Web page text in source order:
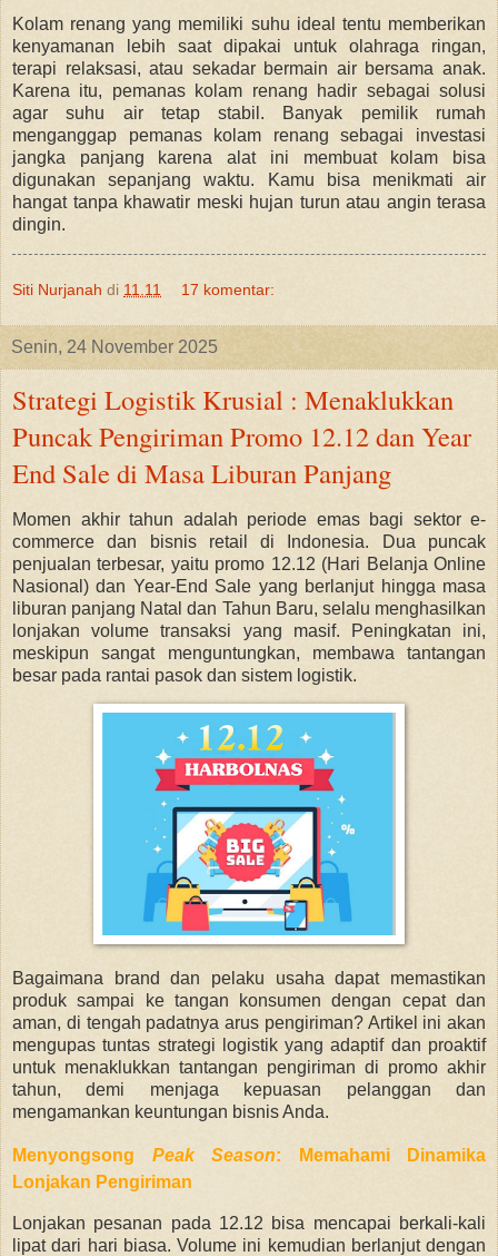
Kolam renang yang memiliki suhu ideal tentu memberikan
kenyamanan lebih saat dipakai untuk olahraga ringan,
terapi relaksasi, atau sekadar bermain air bersama anak.
Karena itu, pemanas kolam renang hadir sebagai solusi
agar suhu air tetap stabil. Banyak pemilik rumah
menganggap pemanas kolam renang sebagai investasi
jangka panjang karena alat ini membuat kolam bisa
digunakan sepanjang waktu. Kamu bisa menikmati air
hangat tanpa khawatir meski hujan turun atau angin terasa
dingin.
Siti Nurjanah di 11.11 17 komentar:
Senin, 24 November 2025
Strategi Logistik Krusial : Menaklukkan
Puncak Pengiriman Promo 12.12 dan Year
End Sale di Masa Liburan Panjang
Momen akhir tahun adalah periode emas bagi sektor e-
commerce dan bisnis retail di Indonesia. Dua puncak
penjualan terbesar, yaitu promo 12.12 (Hari Belanja Online
Nasional) dan Year-End Sale yang berlanjut hingga masa
liburan panjang Natal dan Tahun Baru, selalu menghasilkan
lonjakan volume transaksi yang masif. Peningkatan ini,
meskipun sangat menguntungkan, membawa tantangan
besar pada rantai pasok dan sistem logistik.
Bagaimana brand dan pelaku usaha dapat memastikan
produk sampai ke tangan konsumen dengan cepat dan
aman, di tengah padatnya arus pengiriman? Artikel ini akan
mengupas tuntas strategi logistik yang adaptif dan proaktif
untuk menaklukkan tantangan pengiriman di promo akhir
tahun, demi menjaga kepuasan pelanggan dan
mengamankan keuntungan bisnis Anda.
Menyongsong Peak Season: Memahami Dinamika
Lonjakan Pengiriman
Lonjakan pesanan pada 12.12 bisa mencapai berkali-kali
lipat dari hari biasa. Volume ini kemudian berlanjut dengan